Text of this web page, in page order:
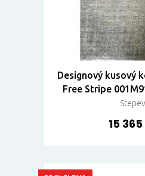
Designový kusový
Free Stripe
15